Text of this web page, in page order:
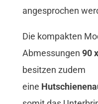
angesprochen
Die kompakten
Abmessungen 90
besitzen zudem
eine